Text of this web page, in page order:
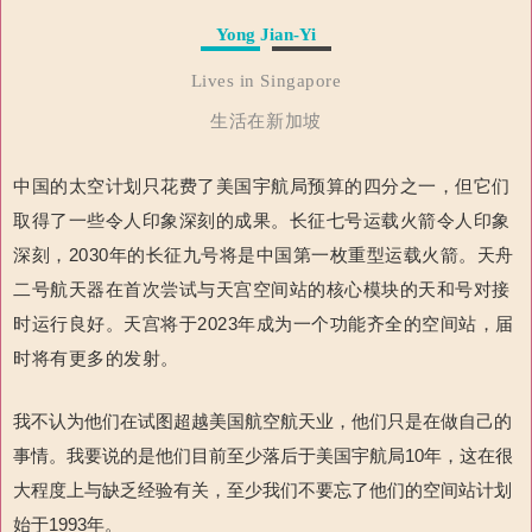
Yong Jian-Yi
Lives in Singapore
生活在新加坡
中国的太空计划只花费了 美国宇航局预算的四分之一，但它们
取得了一些令人印象深刻的成果。 长征七号运载火箭令人印象
深刻， 2030年的长征九号将是中国第一枚重型运载火箭。 天舟
二号航天器在首次尝试与天宫空间站的核心模块的天和号对接
时运行良好。 天宫将于2023年成为一个功能齐全的空间站，届
时将有更多的发射。
我不认为他们在试图超越美国航空航天业，他们只是在做自己的
事情。我要说的是他们目前至少落后于美国宇航局10年，这在很
大程度上与缺乏经验有关，至少我们不要忘了他们的空间站计划
始于1993年。